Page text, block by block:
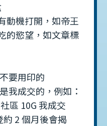
動機打開，如帝王
的慾望，如文章標
要用印的
我成交的，例如：
區 10G 我成交
2 個月後會揭